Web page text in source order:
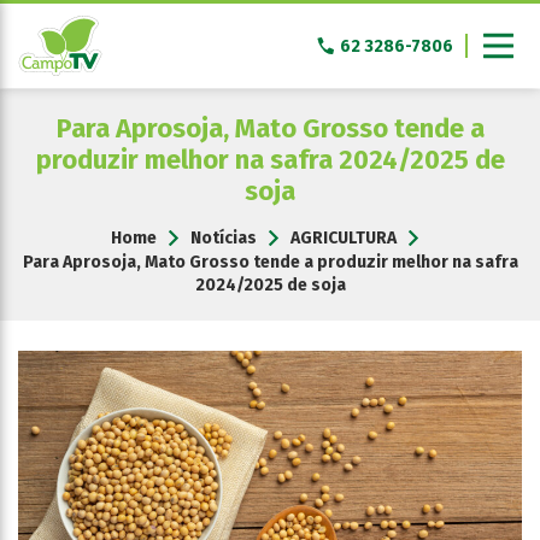
Pular
conteúdo
62 3286-7806
Para Aprosoja, Mato Grosso tende a
produzir melhor na safra 2024/2025 de
soja
Home Notícias
AGRICULTURA
Para Aprosoja, Mato Grosso tende a produzir melhor na safra
2024/2025 de soja